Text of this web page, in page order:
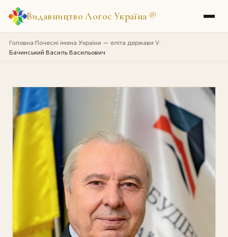
Видавництво Логос Україна ®
Головна›Почесні імена України — еліта держави V›
Бачинський Василь Васильович